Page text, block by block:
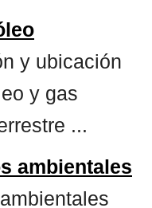
y ubicación
y gas
...
ambientales